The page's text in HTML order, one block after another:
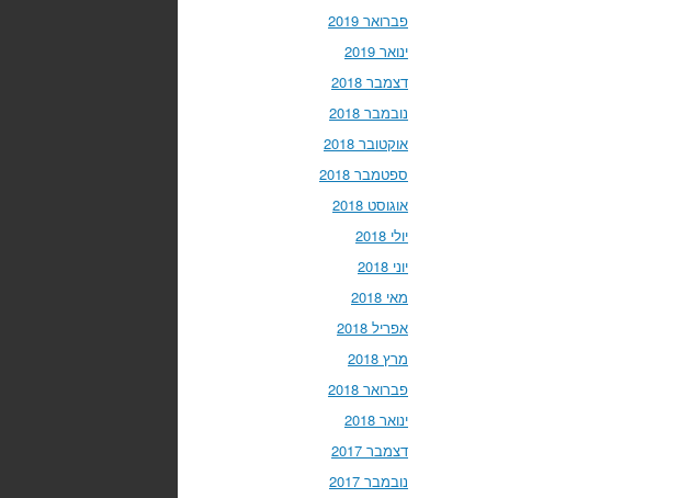
פברואר 2019
ינואר 2019
דצמבר 2018
נובמבר 2018
אוקטובר 2018
ספטמבר 2018
אוגוסט 2018
יולי 2018
יוני 2018
מאי 2018
אפריל 2018
מרץ 2018
פברואר 2018
ינואר 2018
דצמבר 2017
נובמבר 2017